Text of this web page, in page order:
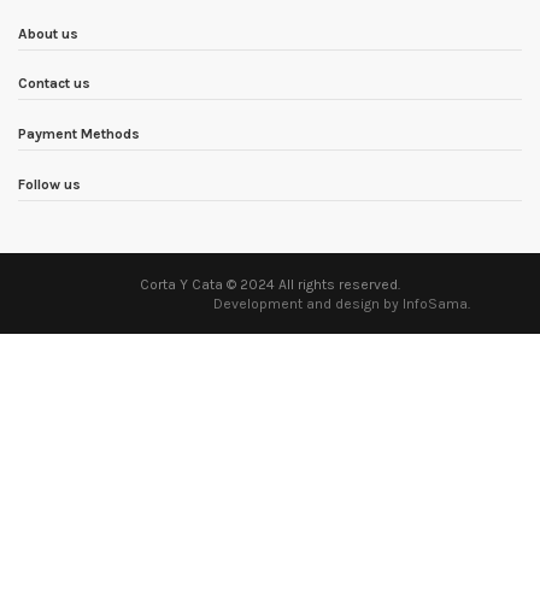
About us
Contact us
Payment Methods
Follow us
Corta Y Cata © 2024 All rights reserved.
Development and design by InfoSama